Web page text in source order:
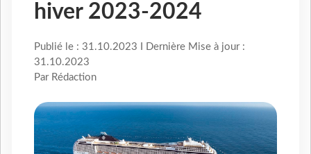
hiver 2023-2024
Publié le : 31.10.2023 I Dernière Mise à jour :
31.10.2023
Par Rédaction